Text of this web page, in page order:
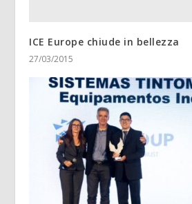
ICE Europe chiude in bellezza
27/03/2015